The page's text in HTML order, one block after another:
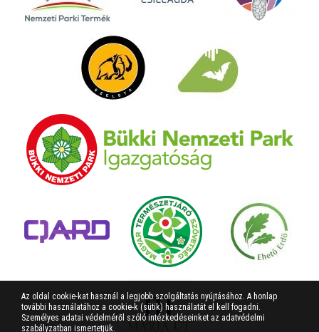
Az oldal cookie-kat használ a legjobb szolgáltatás nyújtásához. A honlap
további használatához a cookie-k (sütik) használatát el kell fogadni.
Személyes adatai védelméről szóló intézkedéseinket az adatvédelmi
szabályzatban ismertetjük.